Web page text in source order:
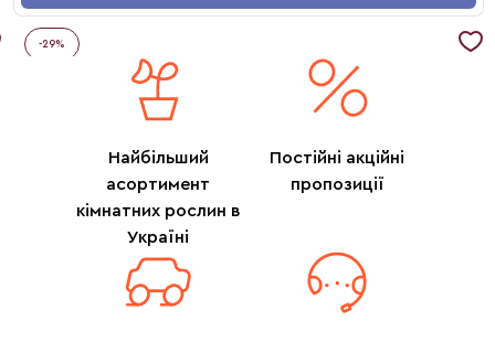
-29%
Найбільший
асортимент
кімнатних рослин в
Україні
Постійні акційні
пропозиції